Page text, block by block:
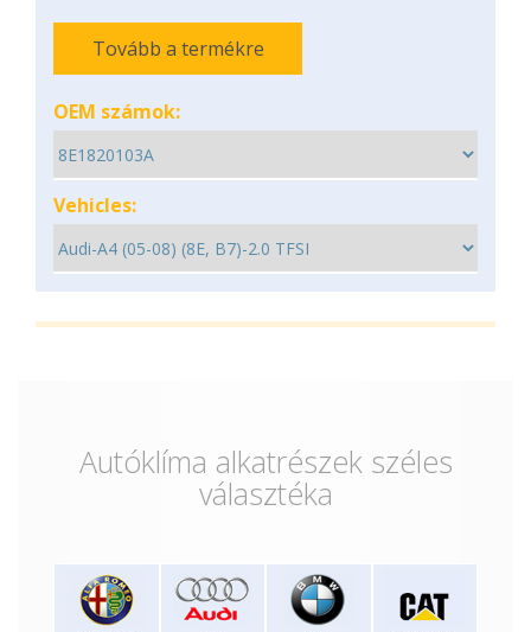
Tovább a termékre
OEM számok:
Vehicles:
Autóklíma alkatrészek széles
választéka